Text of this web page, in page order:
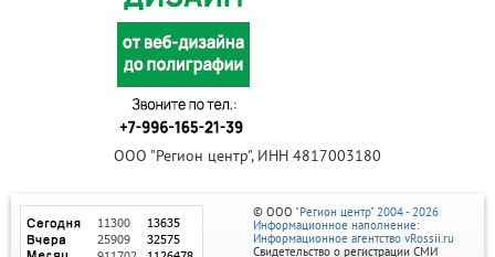
ООО "Регион центр", ИНН 4817003180
© ООО "Регион центр" 2004 - 2026
Информационное наполнение:
Информационное агентство vRossii.ru
Свидетельство о регистрации СМИ